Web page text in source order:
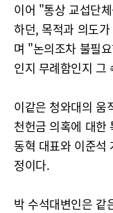
이어 "통상 교섭단
하던, 목적과 의도
며 "논의조차 불필
인지 무례함인지 그
이같은 청와대의 움
천헌금 의혹에 대한
동혁 대표와 이준석
정이다.
박 수석대변인은 같